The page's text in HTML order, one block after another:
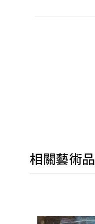
相關藝術品